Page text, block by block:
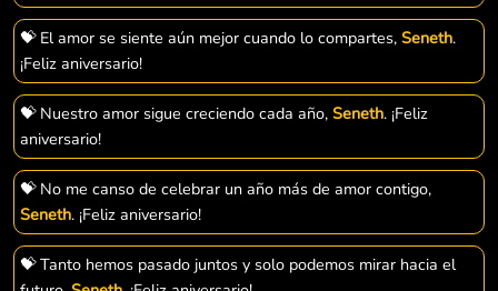
💝 El amor se siente aún mejor cuando lo compartes, Seneth.
¡Feliz aniversario!
💝 Nuestro amor sigue creciendo cada año, Seneth. ¡Feliz
aniversario!
💝 No me canso de celebrar un año más de amor contigo,
Seneth. ¡Feliz aniversario!
💝 Tanto hemos pasado juntos y solo podemos mirar hacia el